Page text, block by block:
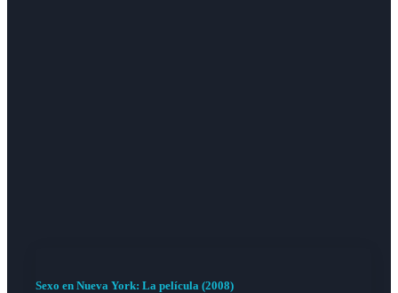
Sexo en Nueva York: La película (2008)